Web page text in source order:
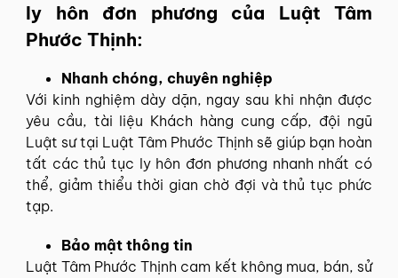
ly hôn đơn phương của Luật Tâm
Phước Thịnh:
Nhanh chóng, chuyên nghiệp
Với kinh nghiệm dày dặn, ngay sau khi nhận được
yêu cầu, tài liệu Khách hàng cung cấp, đội ngũ
Luật sư tại Luật Tâm Phước Thịnh sẽ giúp bạn hoàn
tất các thủ tục ly hôn đơn phương nhanh nhất có
thể, giảm thiểu thời gian chờ đợi và thủ tục phức
tạp.
Bảo mật thông tin
Luật Tâm Phước Thịnh cam kết không mua, bán, sử